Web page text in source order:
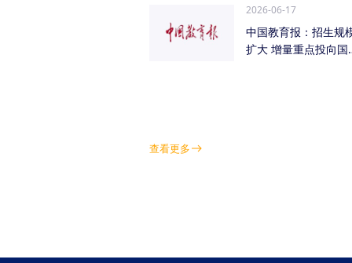
2026-06-17
中国教育报：招生规
扩大 增量重点投向国
查看更多